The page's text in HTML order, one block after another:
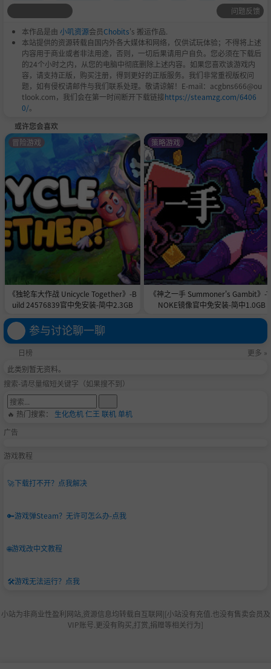
啊对对对，没错没错，这玩意儿在你们地球那里好像叫什
么，吹牛牌还是
，但是朋友，现在你是个可爱的外星
人，还是在月球，所以他就叫胡扯牌, 入乡随俗嘛我的朋友~
每轮都会选一张牌放在桌面上，玩家必须轮流将匹配的牌
面朝下放置。
可以撒谎。如果有人怀疑对方虚张声势，尽管大声喊出
“哔哔哔”，但小心别太大声吵到室友。
如果是虚张声势，撒谎者会把头膨胀起来。它可能会幸
存，也可能会爆炸。但如果不是虚张声势，要由原告承担
损失。
任何膨胀或爆炸后，都会开始新的一轮欺诈游戏。
特殊提醒：小心神射手卡，它可能会允许被告射击其他玩
家。可能会击中，也可能会适得其反。
完全一致，但是思路倒也没差多少，好了好了，别激动，我
每位玩家都有一副由数字牌和特殊牌组成的牌组，把你的
数，但不得超过牌桌上已有的目标，若超过了的话……b
特殊牌可以用来戏弄对手，反转、数字叠加……你能当好
问题反馈
本作品是由 小叽资源会员Chobits's 搬运作品.
本站提供的资源转载自国内外各大媒体和网络，仅供试玩体验；不得将上述
内容用于商业或者非法用途，否则，一切后果请用户自负。您必须在下载后
的24个小时之内，从您的电脑中彻底删除上述内容。如果您喜欢该游戏内
容，请支持正版，购买注册，得到更好的正版服务。我们非常重视版权问
题，如有侵权请邮件与我们联系处理。敬请谅解！E-mail：acgbns666@ou
tlook.com，我们会在第一时间断开下载链接https://steamzg.com/6406
0/。
或许您会喜欢
《独轮车大作战 Unicycle Together》-B
uild 24576839官中免安装-简中2.3GB
冒险游戏
《神之一手 Summoner's Gambit》-
NOKE镜像官中免安装-简中1.0GB
策略游戏
参与讨论聊一聊
日榜
更多 »
此类别暂无资料。
搜索-请尽量缩短关键字（如果搜不到）
🔥 热门搜索： 生化危机仁王 联机单机
广告
游戏教程
🚀下载打不开？点我解决
🔑游戏弹Steam？无许可怎么办-点我
🌐游戏改中文教程
🛠️游戏无法运行？点我
小站为非商业性盈利网站,资源信息均转载自互联网|[小站没有充值.也没有售卖会员及
VIP账号.更没有购买,打赏,捐赠等相关行为]